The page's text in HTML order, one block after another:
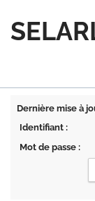
Dernière mise à
Identifiant :
Mot de passe :